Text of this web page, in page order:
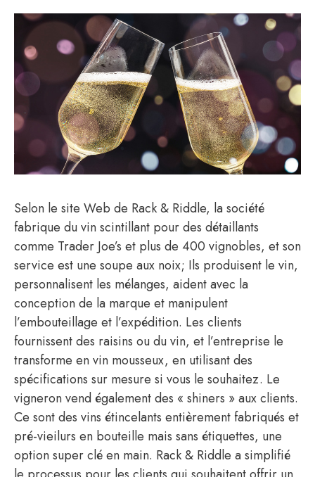
Selon le site Web de Rack & Riddle, la société
fabrique du vin scintillant pour des détaillants
comme Trader Joe’s et plus de 400 vignobles, et son
service est une soupe aux noix; Ils produisent le vin,
personnalisent les mélanges, aident avec la
conception de la marque et manipulent
l’embouteillage et l’expédition. Les clients
fournissent des raisins ou du vin, et l’entreprise le
transforme en vin mousseux, en utilisant des
spécifications sur mesure si vous le souhaitez. Le
vigneron vend également des « shiners » aux clients.
Ce sont des vins étincelants entièrement fabriqués et
pré-vieilurs en bouteille mais sans étiquettes, une
option super clé en main. Rack & Riddle a simplifié